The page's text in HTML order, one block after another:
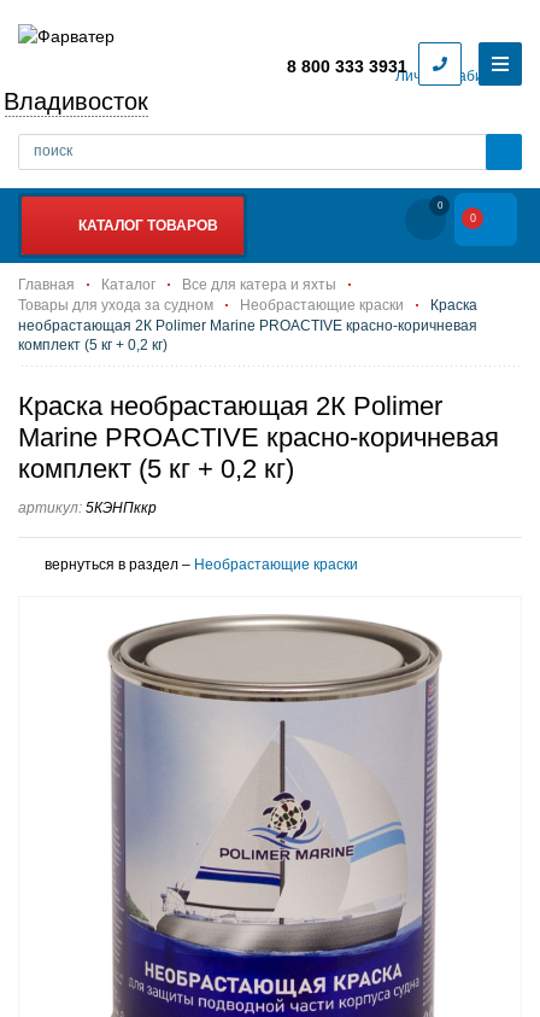
Личный кабинет
Владивосток
8 800 333 3931
КАТАЛОГ ТОВАРОВ
0
0
Главная Каталог
Все для катера и яхты
Товары для ухода за судном
Необрастающие краски
Краска
необрастающая 2К Polimer Marine PROACTIVE красно-коричневая
комплект (5 кг + 0,2 кг)
Краска необрастающая 2К Polimer
Marine PROACTIVE красно-коричневая
комплект (5 кг + 0,2 кг)
артикул: 5КЭНПккр
вернуться в раздел – Необрастающие краски